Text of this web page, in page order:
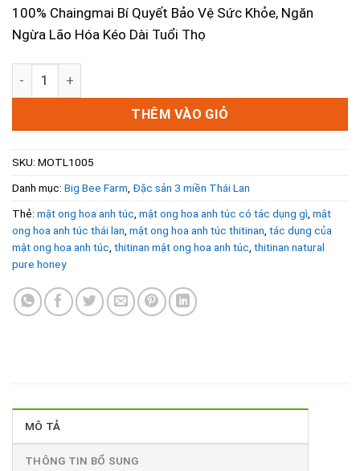
100% Chaingmai Bí Quyết Bảo Vệ Sức Khỏe, Ngăn
Ngừa Lão Hóa Kéo Dài Tuổi Thọ
Mật Ong Hoa Anh Túc Thitinan - Chaingmai Pure Honey
THÊM VÀO GIỎ
SKU: MOTL1005
Danh mục: Big Bee Farm Đặc sản 3 miền Thái Lan
Thẻ: mật ong hoa anh túc mật ong hoa anh túc có tác dụng gì mật
ong hoa anh túc thái lan mật ong hoa anh túc thitinan tác dụng của
mật ong hoa anh túc thitinan mật ong hoa anh túc thitinan natural
pure honey
MÔ TẢ
THÔNG TIN BỔ SUNG